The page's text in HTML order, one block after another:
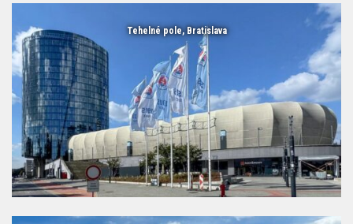
Tehelné pole, Bratislava